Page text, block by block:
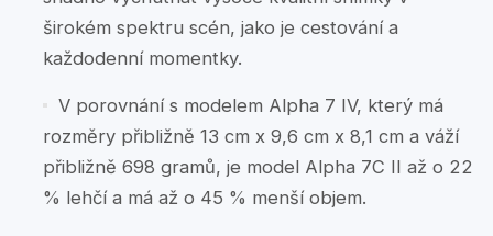
širokém spektru scén, jako je cestování a
každodenní momentky.
V porovnání s modelem Alpha 7 IV, který má
rozměry přibližně 13 cm x 9,6 cm x 8,1 cm a váží
přibližně 698 gramů, je model Alpha 7C II až o 22
% lehčí a má až o 45 % menší objem.